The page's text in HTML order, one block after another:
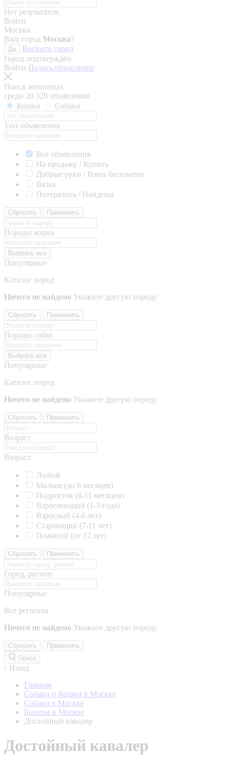
Нет результатов
Войти
Москва
Ваш город Москва?
Да
Выбрать город
Город подтверждён
Войти Подать объявление
Поиск животных
среди 20 329 объявлений
Кошки
Собаки
Тип объявления
Все объявления
На продажу / Купить
Добрые руки / Взять бесплатно
Вязка
Потерялись / Найдены
Сбросить Применить
Породы кошек
Выбрать все
Популярные
Каталог пород
Ничего не найдено Укажите другую породу
Сбросить Применить
Породы собак
Выбрать все
Популярные
Каталог пород
Ничего не найдено Укажите другую породу
Сбросить Применить
Возраст
Возраст
Любой
Малыш (до 6 месяцев)
Подросток (6-11 месяцев)
Взрослеющий (1-3 года)
Взрослый (4-6 лет)
Стареющий (7-11 лет)
Пожилой (от 12 лет)
Сбросить Применить
Город, регион
Популярные
Все регионы
Ничего не найдено Укажите другую породу
Сбросить
Применить
Поиск
Назад
Главная
Собаки и Кошки в Москве
Собаки в Москве
Биверы в Москве
Достойный кавалер
Достойный кавалер